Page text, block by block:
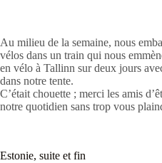
Au milieu de la semaine, nous
vélos dans un train qui nous
en vélo à Tallinn sur deux jours
dans notre tente.
C’était chouette ; merci les amis
notre quotidien sans trop vous
Estonie, suite et fin